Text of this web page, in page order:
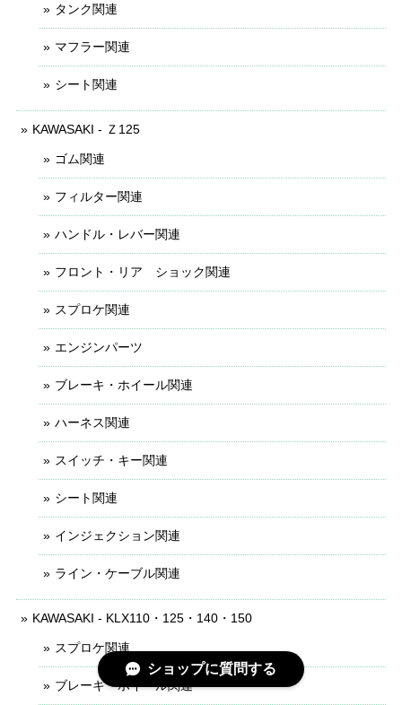
タンク関連
マフラー関連
シート関連
KAWASAKI - Ｚ125
ゴム関連
フィルター関連
ハンドル・レバー関連
フロント・リア ショック関連
スプロケ関連
エンジンパーツ
ブレーキ・ホイール関連
ハーネス関連
スイッチ・キー関連
シート関連
インジェクション関連
ライン・ケーブル関連
KAWASAKI - KLX110・125・140・150
スプロケ関連
ブレーキ・ホイール関連
ショップに質問する